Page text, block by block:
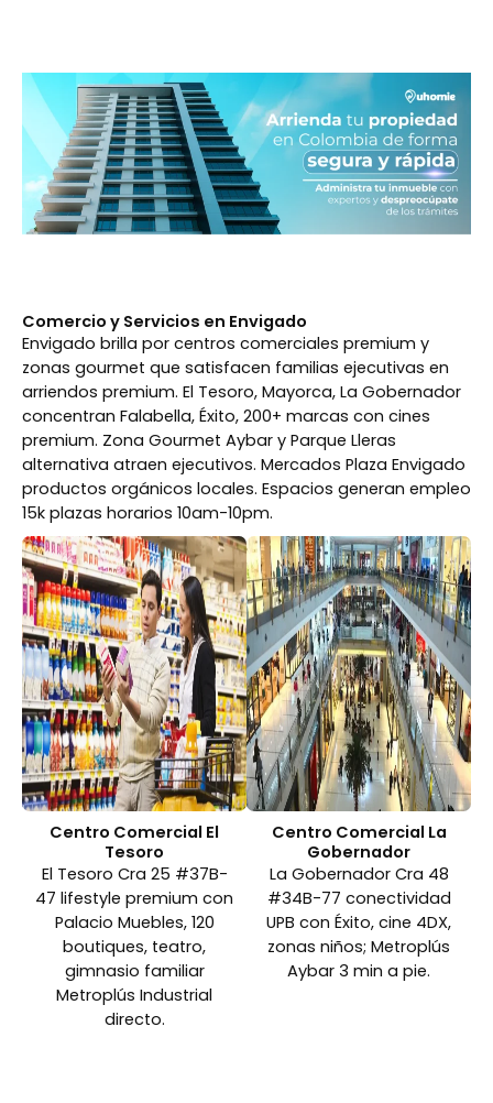
Comercio y Servicios en Envigado
Envigado brilla por centros comerciales premium y
zonas gourmet que satisfacen familias ejecutivas en
arriendos premium. El Tesoro, Mayorca, La Gobernador
concentran Falabella, Éxito, 200+ marcas con cines
premium. Zona Gourmet Aybar y Parque Lleras
alternativa atraen ejecutivos. Mercados Plaza Envigado
productos orgánicos locales. Espacios generan empleo
15k plazas horarios 10am-10pm.
Centro Comercial El
Tesoro
El Tesoro Cra 25 #37B-
47 lifestyle premium con
Palacio Muebles, 120
boutiques, teatro,
gimnasio familiar
Metroplús Industrial
directo.
Centro Comercial La
Gobernador
La Gobernador Cra 48
#34B-77 conectividad
UPB con Éxito, cine 4DX,
zonas niños; Metroplús
Aybar 3 min a pie.